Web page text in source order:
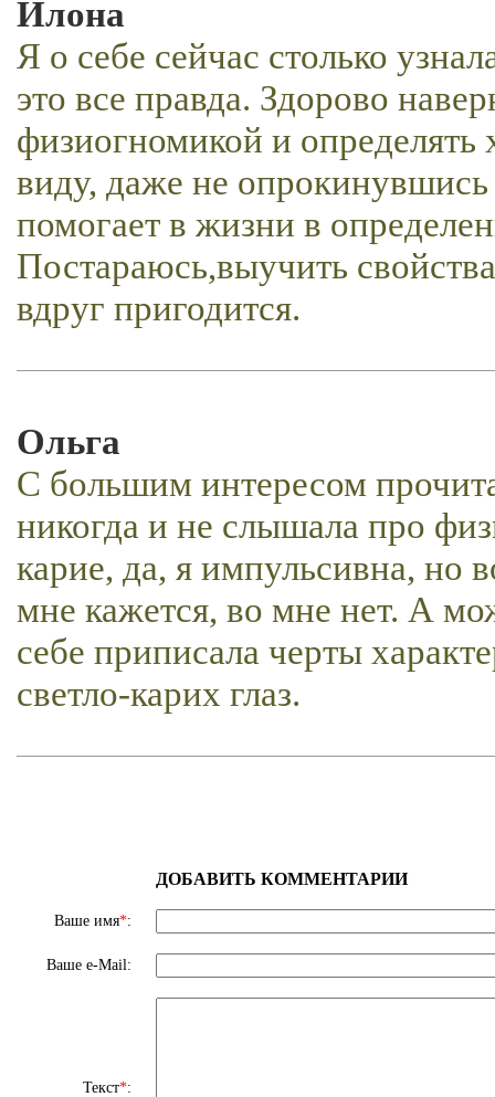
Илона
Я о себе сейчас столько
это все правда. Здорово
физиогномикой и определять
виду, даже не
помогает в жизни в
Постараюсь,выучить
вдруг пригодится.
Ольга
С большим интересом
никогда и не слышала про
карие, да, я импульсивна, но
мне кажется, во мне нет. А
себе приписала черты
светло-карих глаз.
ДОБАВИТЬ КОММЕНТАРИИ
Ваше имя*:
Ваше e-Mail:
Текст*: